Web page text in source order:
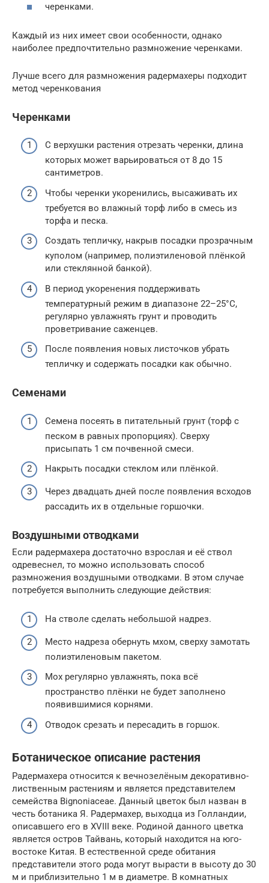
черенками.
Каждый из них имеет свои особенности, однако
наиболее предпочтительно размножение черенками.
Лучше всего для размножения радермахеры подходит
метод черенкования
Черенками
С верхушки растения отрезать черенки, длина
которых может варьироваться от 8 до 15
сантиметров.
Чтобы черенки укоренились, высаживать их
требуется во влажный торф либо в смесь из
торфа и песка.
Создать тепличку, накрыв посадки прозрачным
куполом (например, полиэтиленовой плёнкой
или стеклянной банкой).
В период укоренения поддерживать
температурный режим в диапазоне 22–25°С,
регулярно увлажнять грунт и проводить
проветривание саженцев.
После появления новых листочков убрать
тепличку и содержать посадки как обычно.
Семенами
Семена посеять в питательный грунт (торф с
песком в равных пропорциях). Сверху
присыпать 1 см почвенной смеси.
Накрыть посадки стеклом или плёнкой.
Через двадцать дней после появления всходов
рассадить их в отдельные горшочки.
Воздушными отводками
Если радермахера достаточно взрослая и её ствол
одревеснел, то можно использовать способ
размножения воздушными отводками. В этом случае
потребуется выполнить следующие действия:
На стволе сделать небольшой надрез.
Место надреза обернуть мхом, сверху замотать
полиэтиленовым пакетом.
Мох регулярно увлажнять, пока всё
пространство плёнки не будет заполнено
появившимися корнями.
Отводок срезать и пересадить в горшок.
Ботаническое описание растения
Радермахера относится к вечнозелёным декоративно-
лиственным растениям и является представителем
семейства Bignoniaceae. Данный цветок был назван в
честь ботаника Я. Радермахер, выходца из Голландии,
описавшего его в XVIII веке. Родиной данного цветка
является остров Тайвань, который находится на юго-
востоке Китая. В естественной среде обитания
представители этого рода могут вырасти в высоту до 30
м и приблизительно 1 м в диаметре. В комнатных